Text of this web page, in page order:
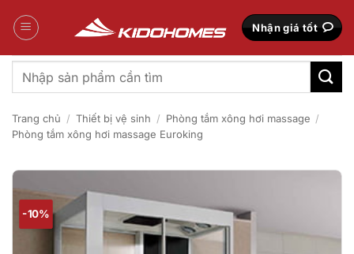
qua
Nhận giá tốt
Tìm
kiếm:
Trang chủ / Thiết bị vệ sinh / Phòng tắm xông hơi massage /
Phòng tắm xông hơi massage Euroking
-10%